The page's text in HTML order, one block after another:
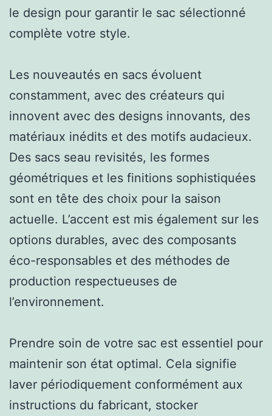
le design pour garantir le sac sélectionné
complète votre style.
Les nouveautés en sacs évoluent
constamment, avec des créateurs qui
innovent avec des designs innovants, des
matériaux inédits et des motifs audacieux.
Des sacs seau revisités, les formes
géométriques et les finitions sophistiquées
sont en tête des choix pour la saison
actuelle. L’accent est mis également sur les
options durables, avec des composants
éco-responsables et des méthodes de
production respectueuses de
l’environnement.
Prendre soin de votre sac est essentiel pour
maintenir son état optimal. Cela signifie
laver périodiquement conformément aux
instructions du fabricant, stocker